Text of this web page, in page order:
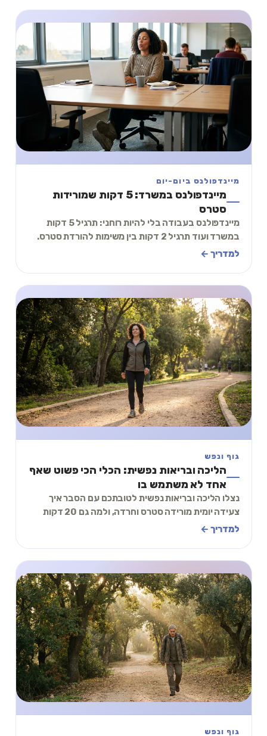
מיינדפולנס ביום-יום
מיינדפולנס במשרד: 5 דקות שמורידות
סטרס
מיינדפולנס בעבודה בלי להיות רוחני: תרגיל 5 דקות
במשרד ועוד תרגיל 2 דקות בין משימות להורדת סטרס.
למדריך ←
גוף ונפש
הליכה ובריאות נפשית: הכלי הכי פשוט שאף
אחד לא משתמש בו
נצלו הליכה ובריאות נפשית לטובתכם עם הסבר איך
צעידה יומית מורידה סטרס וחרדה, ולמה גם 20 דקות
יכולות לשנות את מצב הרוח ואת הראש, גם בלי חדר כו
למדריך ←
גוף ונפש